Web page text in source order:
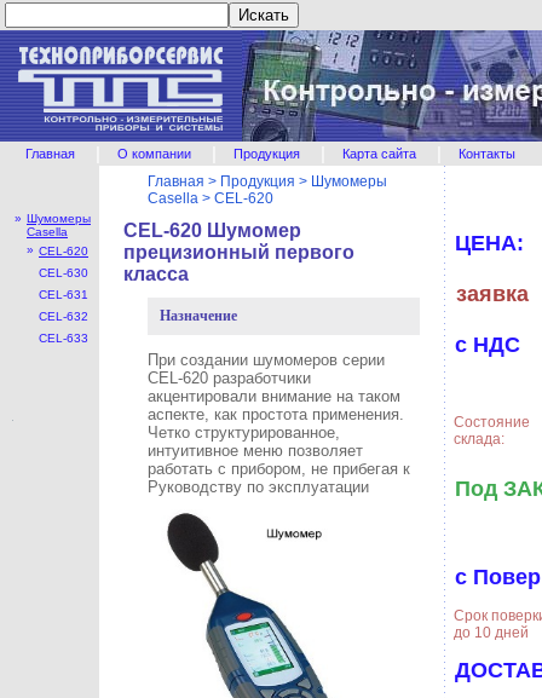
Главная О компании Продукция Карта сайта Контакты
» Шумомеры
Casella
» CEL-620
CEL-630
CEL-631
CEL-632
CEL-633
Главная > Продукция > Шумомеры
Casella > CEL-620
CEL-620 Шумомер
прецизионный первого
класса
Назначение
При создании шумомеров серии
CEL-620 разработчики
акцентировали внимание на таком
аспекте, как простота применения.
Четко структурированное,
интуитивное меню позволяет
работать с прибором, не прибегая к
Руководству по эксплуатации
ЦЕНА:
заявка
с НДС
Состояние
склада:
Под
с
Срок
до 10 дней